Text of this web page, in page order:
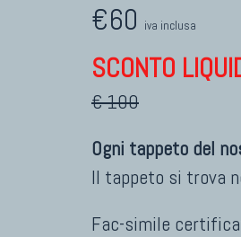
€60 iva inclusa
SCONTO
€ 100
Ogni tappeto del
Il tappeto si trova
Fac-simile